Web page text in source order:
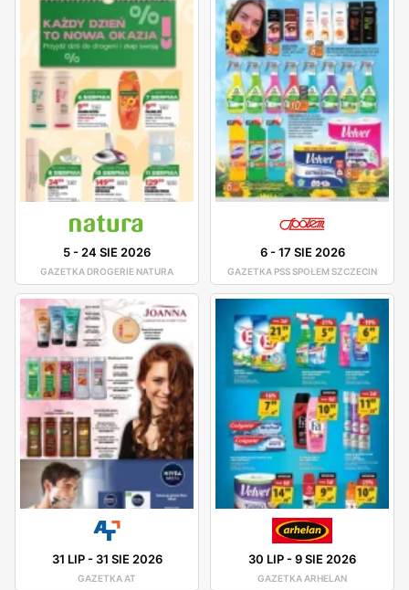
5-24 SIE 2026
GAZETKA DROGERIE NATURA
6-17 SIE 2026
GAZETKA PSS SPOŁEM SZCZECIN
31 LIP- 31 SIE 2026
GAZETKA AT
30 LIP-9 SIE 2026
GAZETKA ARHELAN